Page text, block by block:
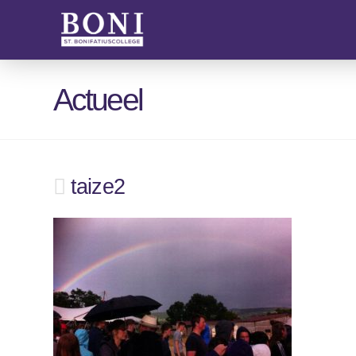
Actueel
taize2